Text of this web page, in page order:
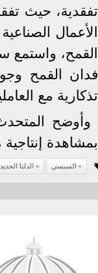
الأعمال
القمح، واستمع
فدان القمح
تذكارية مع
وأوضح
بمشاهدة
السيسي الدلتا